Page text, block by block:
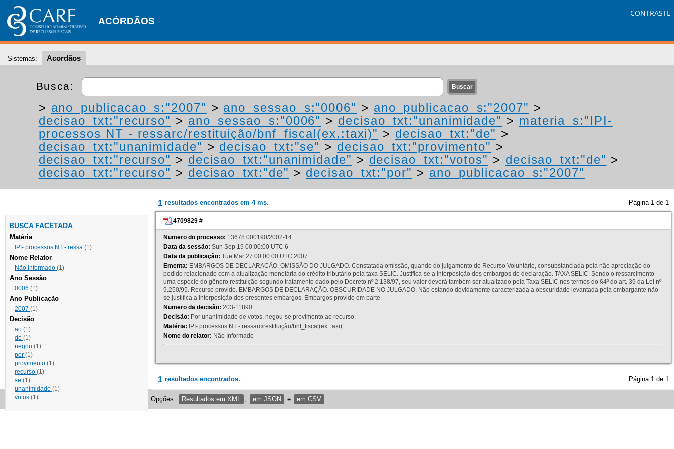
ACÓRDÃOS
CONTRASTE
Sistemas: Acordãos
Busca:
> ano_publicacao_s:"2007" > ano_sessao_s:"0006" > ano_publicacao_s:"2007" >
decisao_txt:"recurso" > ano_sessao_s:"0006" > decisao_txt:"unanimidade" > materia_s:"IPI-
processos NT - ressarc/restituição/bnf_fiscal(ex.:taxi)" > decisao_txt:"de" >
decisao_txt:"unanimidade" > decisao_txt:"se" > decisao_txt:"provimento" >
decisao_txt:"recurso" > decisao_txt:"unanimidade" > decisao_txt:"votos" > decisao_txt:"de" >
decisao_txt:"recurso" > decisao_txt:"de" > decisao_txt:"por" > ano_publicacao_s:"2007"
BUSCA FACETADA
Matéria
IPI- processos NT - ressa (1)
Nome Relator
Não Informado (1)
Ano Sessão
0006 (1)
Ano Publicação
2007 (1)
Decisão
ao (1)
de (1)
negou (1)
por (1)
provimento (1)
recurso (1)
se (1)
unanimidade (1)
votos (1)
1 resultados encontrados em 4 ms. Página 1 de 1
4709829 #
Numero do processo: 13678.000190/2002-14
Data da sessão: Sun Sep 19 00:00:00 UTC 6
Data da publicação: Tue Mar 27 00:00:00 UTC 2007
Ementa: EMBARGOS DE DECLARAÇÃO. OMISSÃO DO JULGADO. Constatada omissão, quando do julgamento do Recurso Voluntário, consubstanciada pela não apreciação do
pedido relacionado com a atualização monetária do crédito tributário pela taxa SELIC. Justifica-se a interposição dos embargos de declaração. TAXA SELIC. Sendo o ressarcimento
uma espécie do gênero restituição segundo tratamento dado pelo Decreto nº 2.138/97, seu valor deverá também ser atualizado pela Taxa SELIC nos termos do §4º do art. 39 da Lei nº
9.250/95. Recurso provido. EMBARGOS DE DECLARAÇÃO. OBSCURIDADE NO JULGADO. Não estando devidamente caracterizada a obscuridade levantada pela embargante não
se justifica a interposição dos presentes embargos. Embargos provido em parte.
Numero da decisão: 203-11890
Decisão: Por unanimidade de votos, negou-se provimento ao recurso.
Matéria: IPI- processos NT - ressarc/restituição/bnf_fiscal(ex.:taxi)
Nome do relator: Não Informado
1 resultados encontrados. Página 1 de 1
Opções: Resultados em XML em JSON e em CSV